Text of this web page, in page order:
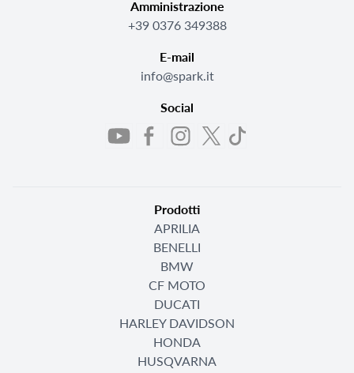
Amministrazione
+39 0376 349388
E-mail
info@spark.it
Social
Prodotti
APRILIA
BENELLI
BMW
CF MOTO
DUCATI
HARLEY DAVIDSON
HONDA
HUSQVARNA